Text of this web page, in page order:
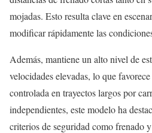
mojadas. Esto resulta clave en
modificar rápidamente las
Además, mantiene un alto nivel de
velocidades elevadas, lo que
controlada en trayectos largos por
independientes, este modelo ha
criterios de seguridad como frenado